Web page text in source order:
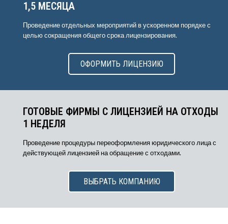
1,5 МЕСЯЦА
Проведение отдельных мероприятий в ускоренном порядке с
целью сокращения общего срока лицензирования.
ОФОРМИТЬ ЛИЦЕНЗИЮ
ГОТОВЫЕ ФИРМЫ С ЛИЦЕНЗИЕЙ НА ОТХОДЫ
1 НЕДЕЛЯ
Проведение процедуры переоформления юридического лица с
действующей лицензией на обращение с отходами.
ВЫБРАТЬ КОМПАНИЮ